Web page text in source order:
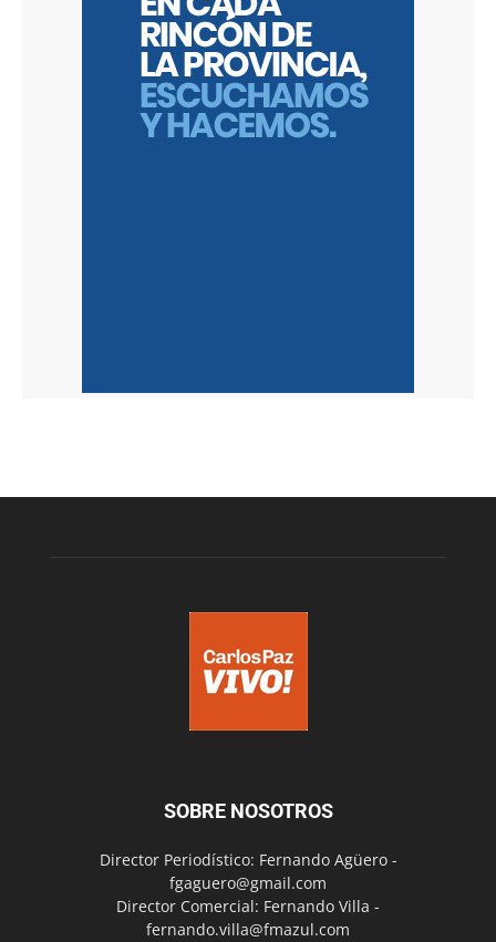
SOBRE NOSOTROS
Director Periodístico: Fernando Agüero -
fgaguero@gmail.com
Director Comercial: Fernando Villa -
fernando.villa@fmazul.com